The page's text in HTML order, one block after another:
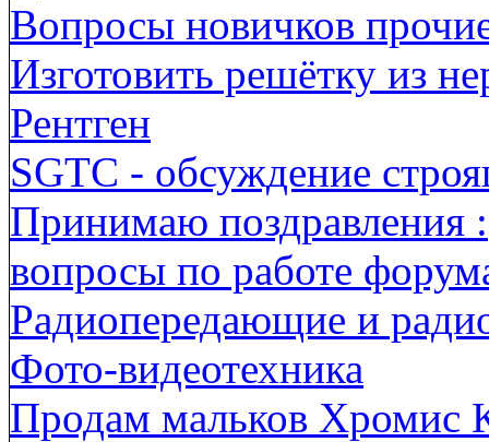
Вопросы новичков
Изготовить решётку из
Рентген
SGTC - обсуждение
Принимаю поздравления
вопросы по работе
Радиопередающие и
Фото-видеотехника
Продам мальков Хромис